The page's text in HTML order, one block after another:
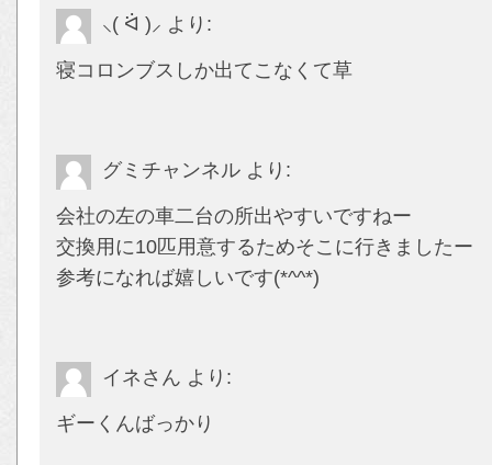
⸜( ᐛ )⸝ より:
寝コロンブスしか出てこなくて草
グミチャンネル より:
会社の左の車二台の所出やすいですねー
交換用に10匹用意するためそこに行きましたー
参考になれば嬉しいです(*^^*)
イネさん より:
ギーくんばっかり